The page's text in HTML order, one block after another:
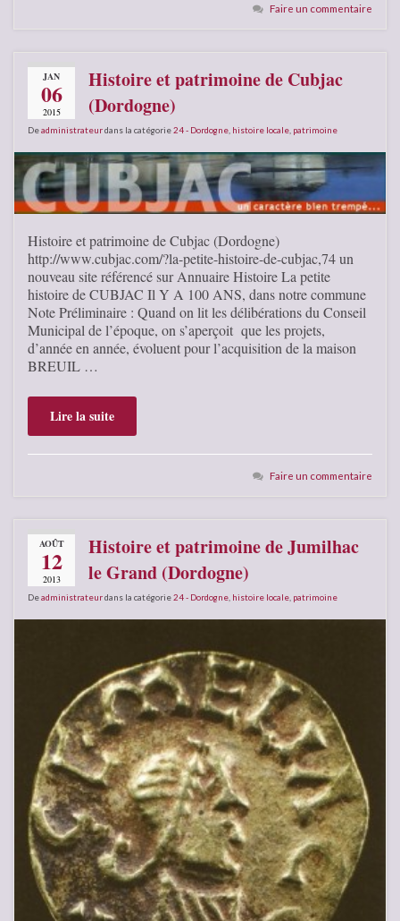
Faire un commentaire
JAN
06
2015
Histoire et patrimoine de Cubjac
(Dordogne)
Deadministrateurdans la catégorie24 - Dordogne histoire locale patrimoine
Histoire et patrimoine de Cubjac (Dordogne)
http://www.cubjac.com/?la-petite-histoire-de-cubjac,74 un
nouveau site référencé sur Annuaire Histoire La petite
histoire de CUBJAC Il Y A 100 ANS, dans notre commune
Note Préliminaire : Quand on lit les délibérations du Conseil
Municipal de l’époque, on s’aperçoit que les projets,
d’année en année, évoluent pour l’acquisition de la maison
BREUIL …
Lire la suite
Faire un commentaire
AOÛT
12
2013
Histoire et patrimoine de Jumilhac
le Grand (Dordogne)
Deadministrateurdans la catégorie24 - Dordogne histoire locale patrimoine